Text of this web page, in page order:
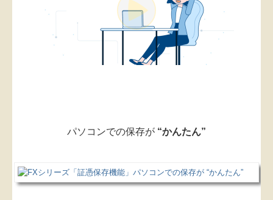
社会福祉法人会計Q&A
サイバーセキュリティ
円滑な事業承継を支援
パソコンでの保存が “かんたん”